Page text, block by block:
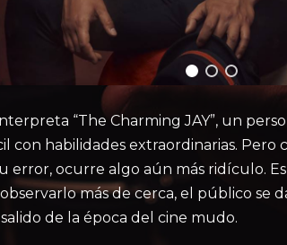
“The Charming JAY”, un
con habilidades extraordinarias.
error, ocurre algo aún más ridículo.
más de cerca, el público se
de la época del cine mudo.